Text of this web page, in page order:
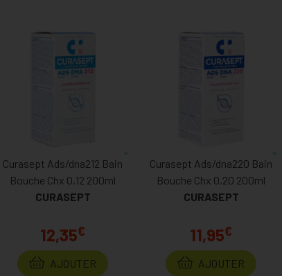
Curasept Ads/dna212 Bain
Bouche Chx 0,12 200ml
CURASEPT
12,35€
AJOUTER
Curasept Ads/dna220 Bain
Bouche Chx 0,20 200ml
CURASEPT
11,95€
AJOUTER